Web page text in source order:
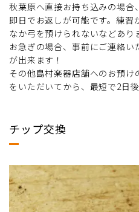
秋葉原へ直接お持ち込みの場合
即日でお返しが可能です。練習
なか弓を預けられないなどあり
お急ぎの場合、事前にご連絡
が出来ます！
その他島村楽器店舗へのお預
をいただいてから、最短で2日
チップ交換